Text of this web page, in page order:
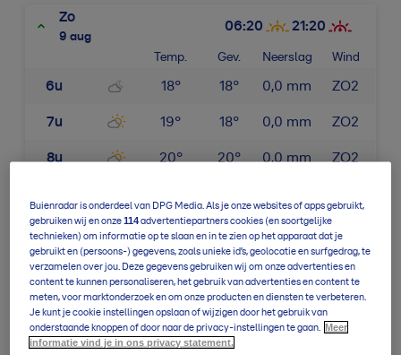
Zo
9 aug
06:20 21:20
Temp. Gev. Neerslag Wind
6u 18° 18° 0,0 mm ZO2
7u 19° 18° 0,0 mm ZO2
8u 20° 20° 0,0 mm ZO2
10u 24 ° 23 ° 0,0 mm
11u 26° 25° 0,0mm Z2
12u 27° 26° 0,0mm ZW2
13u 27° 26° 0,0 mm W2
Buienradar is onderdeel van DPG Media. Als je onze websites of apps gebruikt,
gebruiken wij en onze114advertentiepartners cookies (en soortgelijke
technieken) om informatie op te slaan en in te zien op het apparaat dat je
gebruikt en (persoons-) gegevens, zoals unieke id’s, geolocatie en surfgedrag, te
verzamelen over jou. Deze gegevens gebruiken wij om onze advertenties en
content te kunnen personaliseren, het gebruik van advertenties en content te
meten, voor marktonderzoek en om onze producten en diensten te verbeteren.
Je kunt je cookie instellingen opslaan of wijzigen door het gebruik van
onderstaande knoppen of door naar de privacy-instellingen te gaan.
Meer
informatie vind je in ons privacy statement.